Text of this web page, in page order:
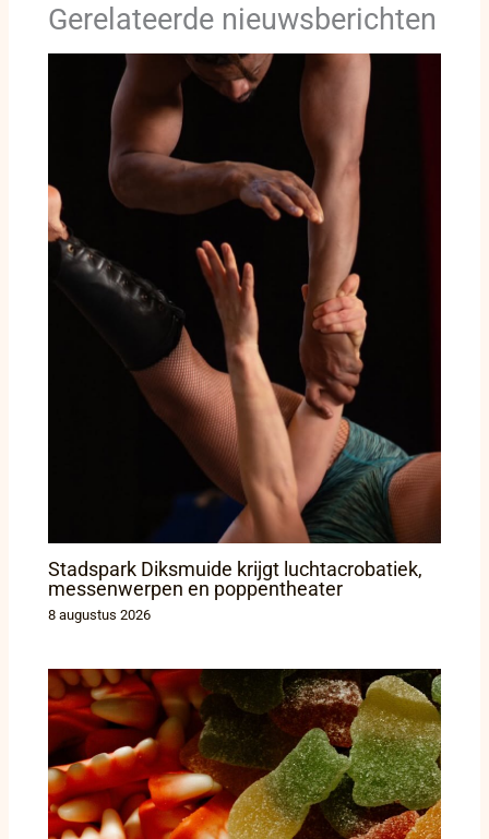
Gerelateerde nieuwsberichten
Stadspark Diksmuide krijgt luchtacrobatiek,
messenwerpen en poppentheater
8 augustus 2026